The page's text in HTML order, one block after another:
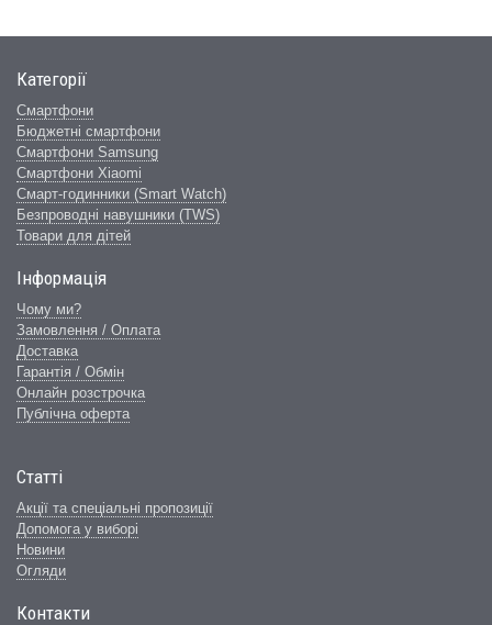
Категорії
Смартфони
Бюджетні смартфони
Смартфони Samsung
Смартфони Xiaomi
Смарт-годинники (Smart Watch)
Безпроводні навушники (TWS)
Товари для дітей
Інформація
Чому ми?
Замовлення / Оплата
Доставка
Гарантія / Обмін
Онлайн розстрочка
Публічна оферта
Статті
Акції та спеціальні пропозиції
Допомога у виборі
Новини
Огляди
Контакти